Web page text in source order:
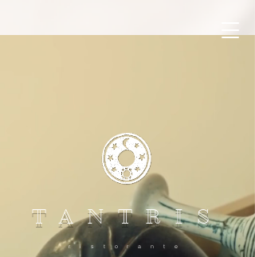
TANTRIS
r i s t o r a n t e